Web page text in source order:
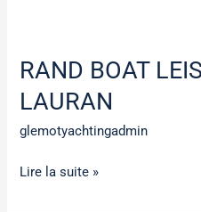
RAND BOAT
LAURAN
glemotyachtingadmin
LEISURE
28
LAURAN
Lire la suite »